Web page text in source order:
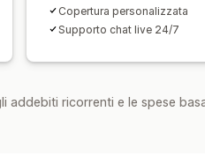
Copertura personalizzata
Supporto chat live 24/7
addebiti ricorrenti e le spese